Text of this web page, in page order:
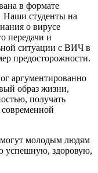
в формате
Наши студенты на
о вирусе
передачи и
ситуации с ВИЧ в
предосторожности.
аргументированно
образ жизни,
получать
молодым людям
успешную, здоровую,